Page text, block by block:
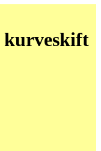
kurveskift